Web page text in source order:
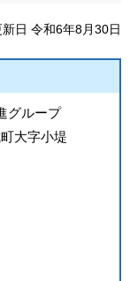
新日 令和6年8月30日
グループ
大字小堤